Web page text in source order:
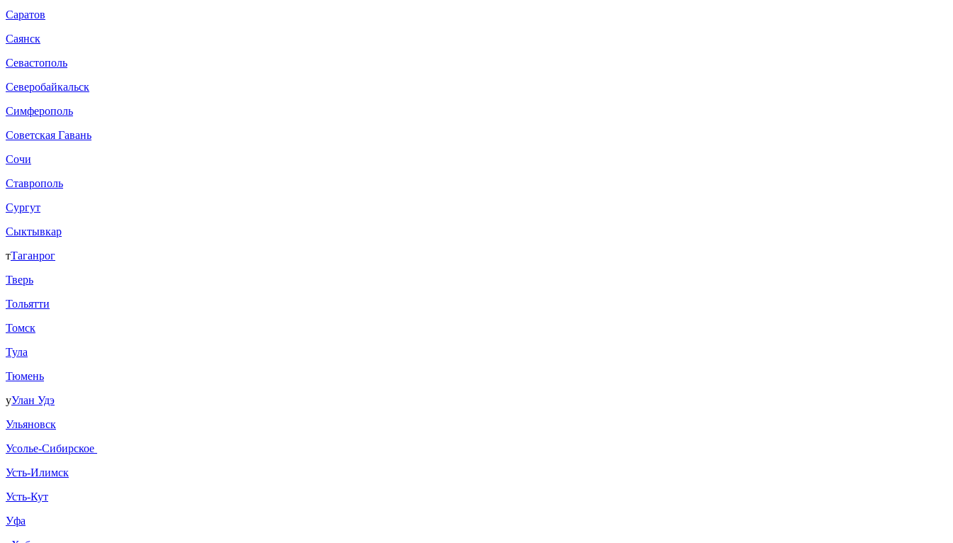
Саратов
Саянск
Севастополь
Северобайкальск
Симферополь
Советская Гавань
Сочи
Ставрополь
Сургут
Сыктывкар
тТаганрог
Тверь
Тольятти
Томск
Тула
Тюмень
уУлан Удэ
Ульяновск
Усолье-Сибирское
Усть-Илимск
Усть-Кут
Уфа